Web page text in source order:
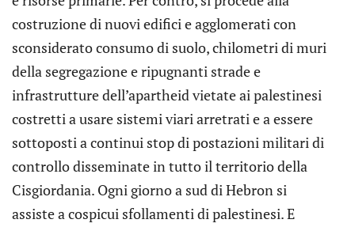
costruzione di nuovi edifici e agglomerati con
sconsiderato consumo di suolo, chilometri di muri
della segregazione e ripugnanti strade e
infrastrutture dell’apartheid vietate ai palestinesi
costretti a usare sistemi viari arretrati e a essere
sottoposti a continui stop di postazioni militari di
controllo disseminate in tutto il territorio della
Cisgiordania. Ogni giorno a sud di Hebron si
assiste a cospicui sfollamenti di palestinesi. E